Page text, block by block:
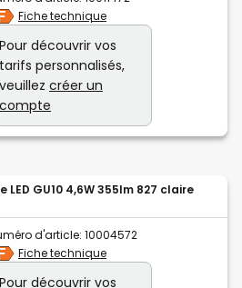
Fiche technique
Pour découvrir vos
tarifs personnalisés,
veuillez créer un
compte
LED GU10 4,6W 355lm 827 claire
d'article: 10004572
Fiche technique
Pour découvrir vos